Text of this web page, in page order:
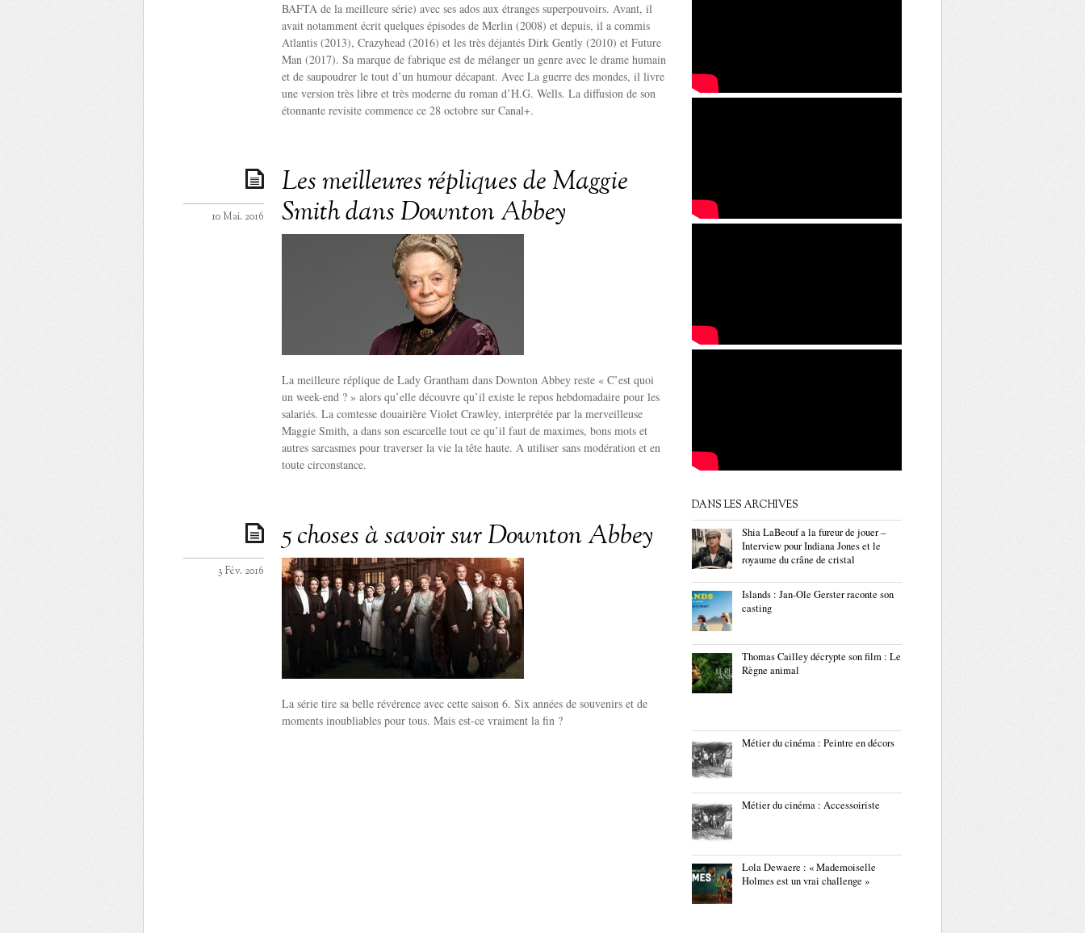
BAFTA de la meilleure série) avec ses ados aux étranges superpouvoirs. Avant, il
avait notamment écrit quelques épisodes de Merlin (2008) et depuis, il a commis
Atlantis (2013), Crazyhead (2016) et les très déjantés Dirk Gently (2010) et Future
Man (2017). Sa marque de fabrique est de mélanger un genre avec le drame humain
et de saupoudrer le tout d’un humour décapant. Avec La guerre des mondes, il livre
une version très libre et très moderne du roman d’H.G. Wells. La diffusion de son
étonnante revisite commence ce 28 octobre sur Canal+.
Les meilleures répliques de Maggie
Smith dans Downton Abbey
10 Mai. 2016
La meilleure réplique de Lady Grantham dans Downton Abbey reste « C’est quoi
un week-end ? » alors qu’elle découvre qu’il existe le repos hebdomadaire pour les
salariés. La comtesse douairière Violet Crawley, interprétée par la merveilleuse
Maggie Smith, a dans son escarcelle tout ce qu’il faut de maximes, bons mots et
autres sarcasmes pour traverser la vie la tête haute. A utiliser sans modération et en
toute circonstance.
5 choses à savoir sur Downton Abbey
3 Fév. 2016
La série tire sa belle révérence avec cette saison 6. Six années de souvenirs et de
moments inoubliables pour tous. Mais est-ce vraiment la fin ?
DANS LES ARCHIVES
Shia LaBeouf a la fureur de jouer –
Interview pour Indiana Jones et le
royaume du crâne de cristal
Islands : Jan-Ole Gerster raconte son
casting
Thomas Cailley décrypte son film : Le
Règne animal
Métier du cinéma : Peintre en décors
Métier du cinéma : Accessoiriste
Lola Dewaere : « Mademoiselle
Holmes est un vrai challenge »